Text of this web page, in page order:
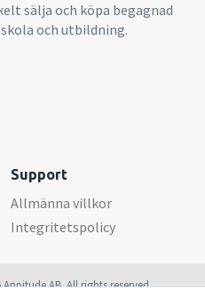
sälja och köpa begagnad
och utbildning.
Support
Allmänna villkor
Integritetspolicy
AB. All rights reserved.